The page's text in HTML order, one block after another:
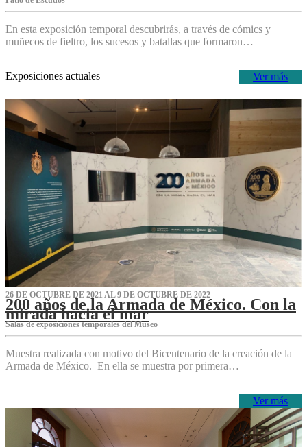
En esta exposición temporal descubrirás, a través de cómics y
muñecos de fieltro, los sucesos y batallas que formaron…
Ver más
Exposiciones actuales
26 DE OCTUBRE DE 2021 AL 9 DE OCTUBRE DE 2022
200 años de la Armada de México. Con la
mirada hacia el mar
Salas de exposiciones temporales del Museo‌
Muestra realizada con motivo del Bicentenario de la creación de la
Armada de México. En ella se muestra por primera…
Ver más